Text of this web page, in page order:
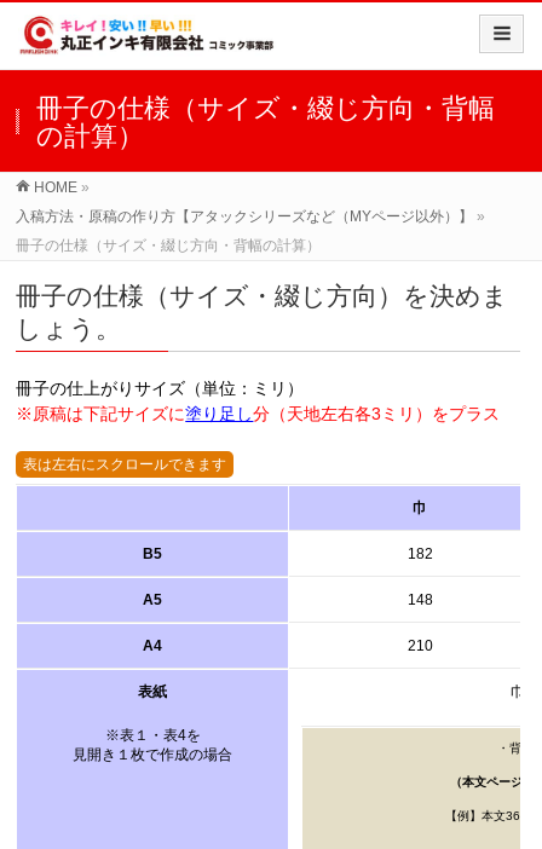
冊子の仕様（サイズ・綴じ方向・背幅
の計算）
HOME »
入稿方法・原稿の作り方【アタックシリーズなど（MYページ以外）】
»
冊子の仕様（サイズ・綴じ方向・背幅の計算）
冊子の仕様（サイズ・綴じ方向）を決めま
しょう。
冊子の仕上がりサイズ（単位：ミリ）
※原稿は下記サイズに塗り足し分（天地左右各3ミリ）をプラス
巾
B5 182
A5 148
A4 210
表紙
※表１・表4を
見開き１枚で作成の場合
巾×
・背巾
（本文ページ
【例】本文36ペ